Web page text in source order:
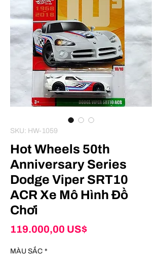
SKU: HW-1059
Hot Wheels 50th
Anniversary Series
Dodge Viper SRT10
ACR Xe Mô Hình Đồ
Chơi
119.000,00 US$Giá
MÀU SẮC *